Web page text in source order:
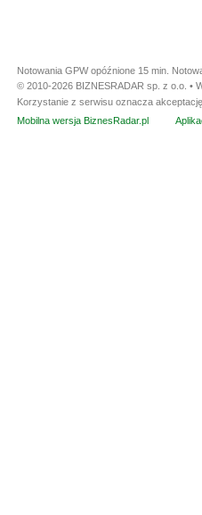
Notowania GPW opóźnione 15 min.
© 2010-2026 BIZNESRADAR sp. z o.o. •
Korzystanie z serwisu oznacza akceptację
Mobilna wersja BiznesRadar.pl